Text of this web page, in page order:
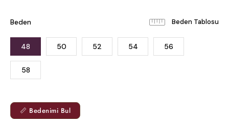
Beden Beden Tablosu
48 50 52 54 56
58
📏 Bedenimi Bul